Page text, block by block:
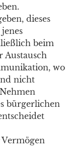
dieses
beim
Austausch
wo
nicht
bürgerlichen
Vermögen